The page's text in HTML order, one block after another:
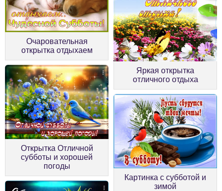
Очаровательная
открытка отдыхаем
Яркая открытка
отличного отдыха
Открытка Отличной
субботы и хорошей
погоды
Картинка с субботой и
зимой